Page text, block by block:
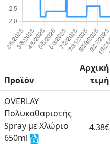
Προϊόν
Αρχική
τιμή
OVERLAY
Πολυκαθαριστής
Spray με Χλώριο
650ml
4.38€